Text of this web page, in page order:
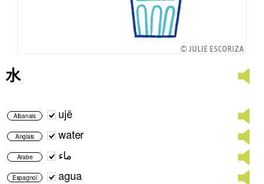
水
Albanais ujë
Anglais water
Arabe ماء
Espagnol agua